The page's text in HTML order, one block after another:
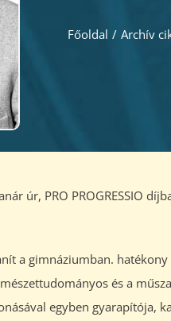
Főoldal / Archív
úr, PRO PROGRESSIO
a gimnáziumban.
és a
egyben gyarapítója,